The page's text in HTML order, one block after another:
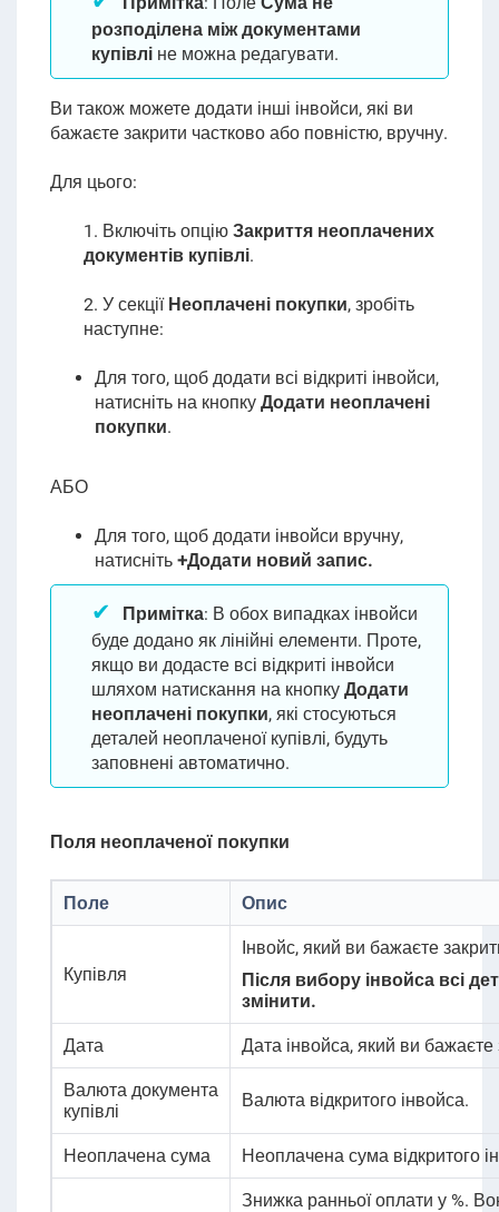
розподілена між документами
купівліне можна редагувати.
Ви також можете додати інші інвойси, які ви
бажаєте закрити частково або повністю, вручну.
Для цього:
1. Включіть опцію Закриття неоплачених
документів купівлі.
2. Усекції Неоплачені покупки, зробіть
наступне:
Для того, щоб додати всі відкриті інвойси,
натисніть на кнопку Додати неоплачені
покупки.
АБО
Для того, щоб додати інвойси вручну,
натисніть +Додати новий запис.
Примітка: В обох випадках інвойси
буде додано як лінійні елементи. Проте,
якщо ви додасте всі відкриті інвойси
шляхом натискання на кнопку Додати
неоплачені покупки, які стосуються
деталей неоплаченої купівлі, будуть
заповнені автоматично.
Поля неоплаченої покупки
Поле Опис
Купівля
Інвойс, який ви бажаєте
Після вибору інвойса всі
змінити.
Дата Дата інвойса, який ви бажаєте
Валюта документа
купівлі
Валюта відкритого інвойса.
Неоплачена сума Неоплачена сума відкритого
Знижка ранньої оплати у %.